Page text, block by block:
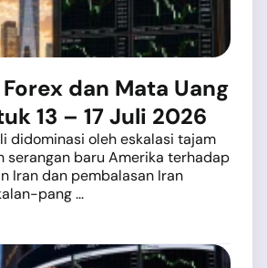
dan Mata Uang
13 – 17 Juli 2026
didominasi oleh eskalasi tajam
serangan baru Amerika terhadap
Iran dan pembalasan Iran
pang ...